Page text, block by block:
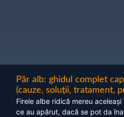
Păr alb: ghidul complet
(cauze, soluții, tratament,
Firele albe ridică mereu
ce au apărut, dacă se pot da